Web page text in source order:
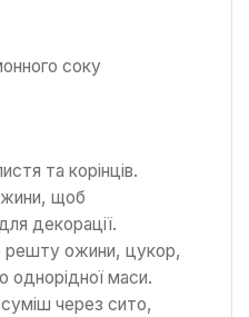
соку
та корінців.
щоб
декорації.
решту ожини, цукор,
однорідної маси.
через сито,